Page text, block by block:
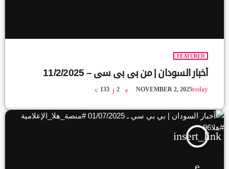
FEATURED
أخبار السودان | من بي بي سي – 11/2/2025
today
NOVEMBER 2, 2025
133 2
insert_link